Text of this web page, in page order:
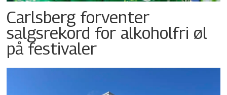
Carlsberg forventer
salgsrekord for alkoholfri øl
på festivaler